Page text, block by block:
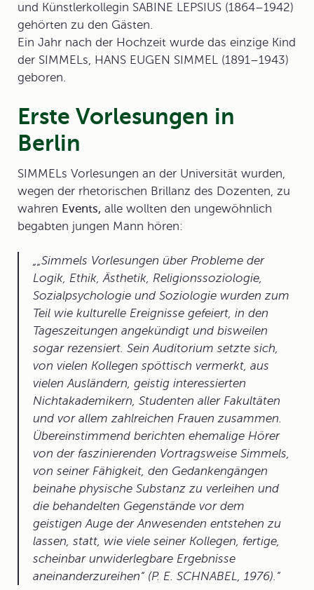
und Künstlerkollegin SABINE LEPSIUS (1864–1942)
gehörten zu den Gästen.
Ein Jahr nach der Hochzeit wurde das einzige Kind
der SIMMELs, HANS EUGEN SIMMEL (1891–1943)
geboren.
Erste Vorlesungen in
Berlin
SIMMELs Vorlesungen an der Universität wurden,
wegen der rhetorischen Brillanz des Dozenten, zu
wahren Events, alle wollten den ungewöhnlich
begabten jungen Mann hören:
„Simmels Vorlesungen über Probleme der
Logik, Ethik, Ästhetik, Religionssoziologie,
Sozialpsychologie und Soziologie wurden zum
Teil wie kulturelle Ereignisse gefeiert, in den
Tageszeitungen angekündigt und bisweilen
sogar rezensiert. Sein Auditorium setzte sich,
von vielen Kollegen spöttisch vermerkt, aus
vielen Ausländern, geistig interessierten
Nichtakademikern, Studenten aller Fakultäten
und vor allem zahlreichen Frauen zusammen.
Übereinstimmend berichten ehemalige Hörer
von der faszinierenden Vortragsweise Simmels,
von seiner Fähigkeit, den Gedankengängen
beinahe physische Substanz zu verleihen und
die behandelten Gegenstände vor dem
geistigen Auge der Anwesenden entstehen zu
lassen, statt, wie viele seiner Kollegen, fertige,
scheinbar unwiderlegbare Ergebnisse
aneinanderzureihen“ (P. E. SCHNABEL, 1976).